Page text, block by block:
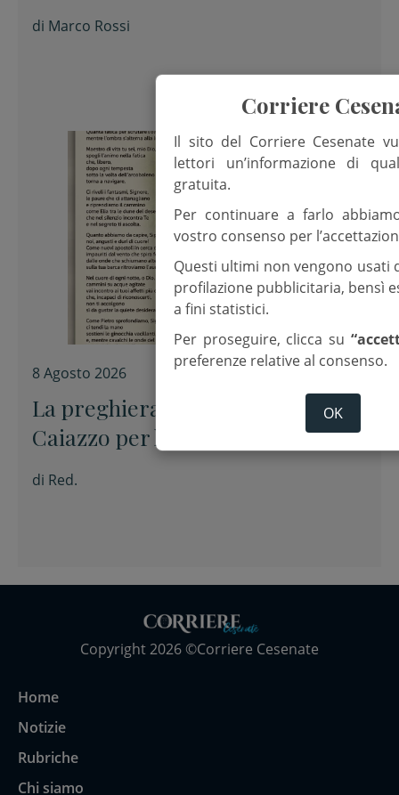
di Marco Rossi
8 Agosto 2026
La preghiera dell’arcivescovo
Caiazzo per la XIX domenica del
Tempo ordinario
di Red.
Copyright 2026 ©Corriere Cesenate
Home
Notizie
Rubriche
Chi siamo
Corriere
Il sito del Corriere Cesenate
lettori un’informazione di
gratuita.
Per continuare a farlo
vostro consenso per
Questi ultimi non vengono usati
profilazione pubblicitaria, bensì
a fini statistici.
Per proseguire, clicca su
preferenze relative al consenso.
OK